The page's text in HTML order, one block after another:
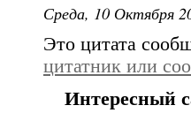
Среда, 10 Октября
Это цитата
цитатник или
Интересный